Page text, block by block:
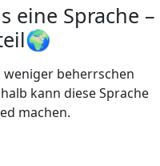
eine Sprache –
weniger beherrschen
kann diese Sprache
machen.